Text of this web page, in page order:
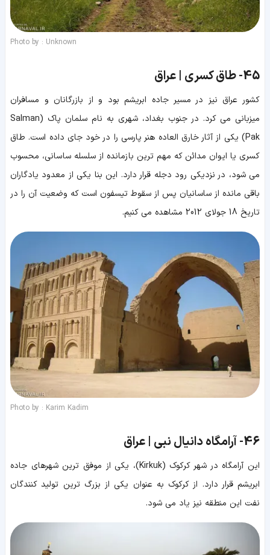
Photo by : Unknown
45- طاق کسری | عراق
کشور عراق نیز در مسیر جاده ابریشم بود و از بازرگانان و مسافران
میزبانی می کرد. در جنوب بغداد، شهری به نام سلمان پاک (Salman
Pak) یکی از آثار خارق العاده هنر پارسی را در خود جای داده است. طاق
کسری یا ایوان مدائن که مهم ترین بازمانده از سلسله ساسانی، محسوب
می شود، در نزدیکی رود دجله قرار دارد. این بنا یکی از معدود یادگاران
باقی مانده از ساسانیان پس از سقوط تیسفون است که وضعیت آن را در
تاریخ 18 جولای 2012 مشاهده می کنیم.
Photo by : Karim Kadim
46- آرامگاه دانیال نبی | عراق
این آرامگاه در شهر کرکوک (Kirkuk)، یکی از موفق ترین شهرهای جاده
ابریشم قرار دارد. از کرکوک به عنوان یکی از بزرگ ترین تولید کنندگان
نفت این منطقه نیز یاد می شود.